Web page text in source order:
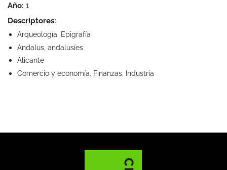
Año: 1
Descriptores:
Arqueología. Epigrafía
Andalus, andalusíes
Alicante
Comercio y economía. Finanzas. Industria